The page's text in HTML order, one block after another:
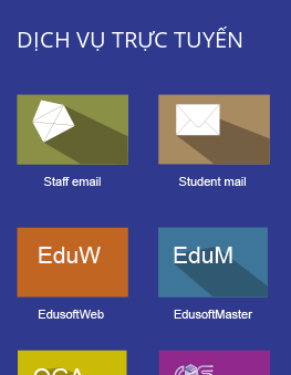
DỊCH VỤ TRỰC TUYẾN